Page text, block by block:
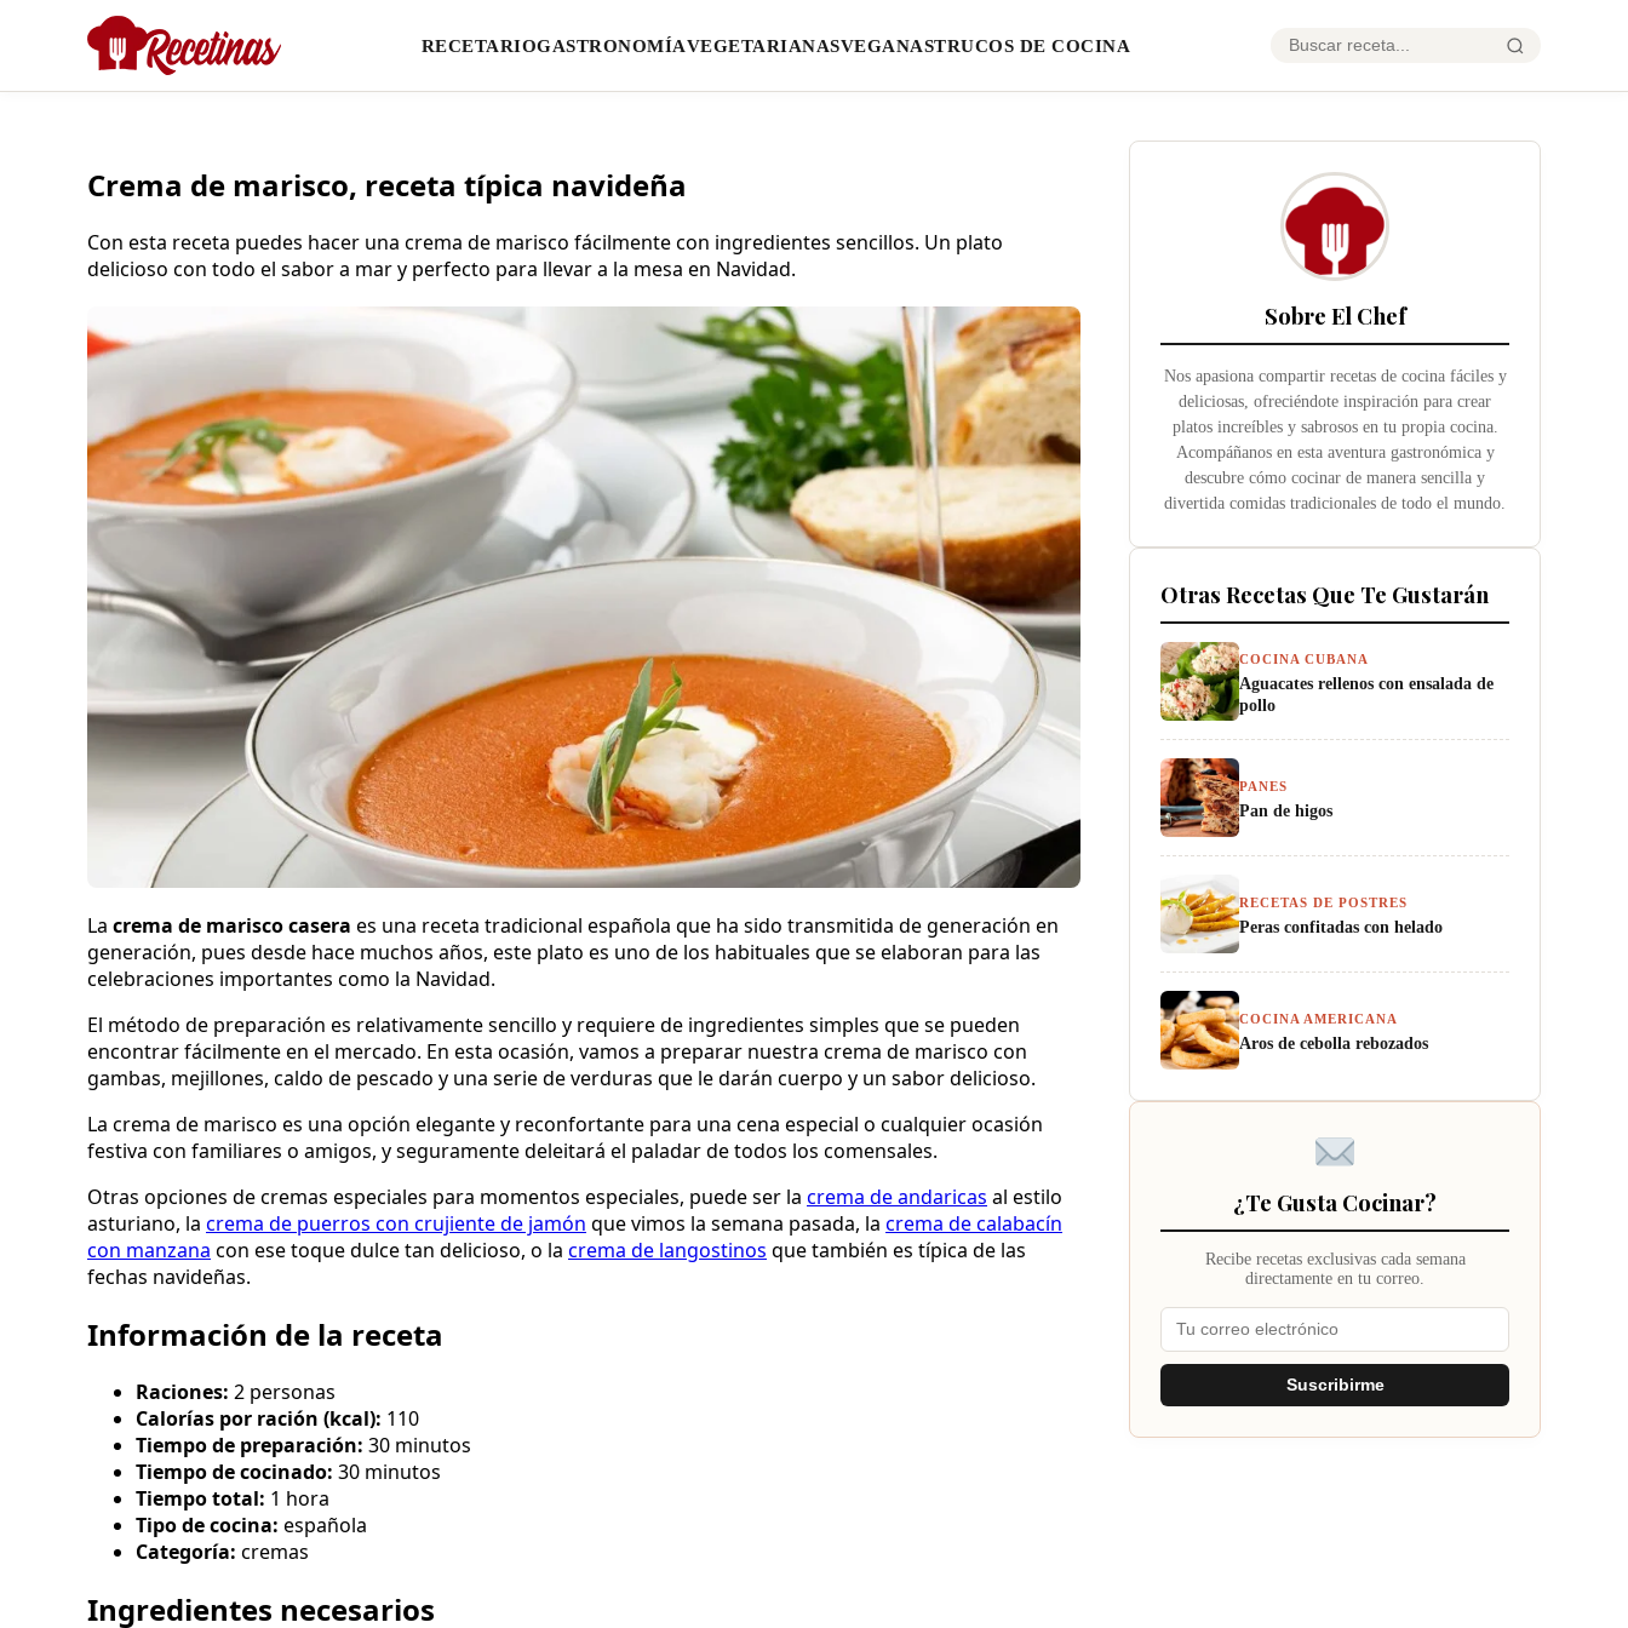
RECETARIOGASTRONOMÍAVEGETARIANASVEGANASTRUCOS DE COCINA
Crema de marisco, receta típica navideña
Con esta receta puedes hacer una crema de marisco fácilmente con ingredientes sencillos. Un plato
delicioso con todo el sabor a mar y perfecto para llevar a la mesa en Navidad.
La crema de marisco casera es una receta tradicional española que ha sido transmitida de generación en
generación, pues desde hace muchos años, este plato es uno de los habituales que se elaboran para las
celebraciones importantes como la Navidad.
El método de preparación es relativamente sencillo y requiere de ingredientes simples que se pueden
encontrar fácilmente en el mercado. En esta ocasión, vamos a preparar nuestra crema de marisco con
gambas, mejillones, caldo de pescado y una serie de verduras que le darán cuerpo y un sabor delicioso.
La crema de marisco es una opción elegante y reconfortante para una cena especial o cualquier ocasión
festiva con familiares o amigos, y seguramente deleitará el paladar de todos los comensales.
Otras opciones de cremas especiales para momentos especiales, puede ser la crema de andaricas al estilo
asturiano, la crema de puerros con crujiente de jamón que vimos la semana pasada, la crema de calabacín
con manzana con ese toque dulce tan delicioso, o la crema de langostinos que también es típica de las
fechas navideñas.
Información de la receta
Raciones: 2 personas
Calorías por ración (kcal): 110
Tiempo de preparación: 30 minutos
Tiempo de cocinado: 30 minutos
Tiempo total: 1 hora
Tipo de cocina: española
Categoría: cremas
Ingredientes necesarios
Sobre El Chef
Nos apasiona compartir recetas de cocina fáciles y
deliciosas, ofreciéndote inspiración para crear
platos increíbles y sabrosos en tu propia cocina.
Acompáñanos en esta aventura gastronómica y
descubre cómo cocinar de manera sencilla y
divertida comidas tradicionales de todo el mundo.
Otras Recetas Que Te Gustarán
COCINA CUBANA
Aguacates rellenos con ensalada de
pollo
PANES
Pan de higos
RECETAS DE POSTRES
Peras confitadas con helado
COCINA AMERICANA
Aros de cebolla rebozados
¿Te Gusta Cocinar?
Recibe recetas exclusivas cada semana
directamente en tu correo.
Suscribirme